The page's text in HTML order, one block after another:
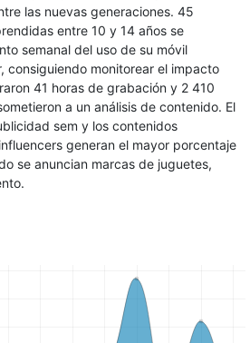
las nuevas generaciones. 45
entre 10 y 14 años se
semanal del uso de su móvil
consiguiendo monitorear el impacto
41 horas de grabación y 2 410
a un análisis de contenido. El
sem y los contenidos
generan el mayor porcentaje
se anuncian marcas de juguetes,